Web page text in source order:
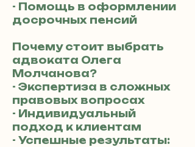
- Помощь в оформлении
досрочных пенсий
Почему стоит выбрать
адвоката Олега
Молчанова?
- Экспертиза в сложных
правовых вопросах
- Индивидуальный
подход к клиентам
- Успешные результаты: